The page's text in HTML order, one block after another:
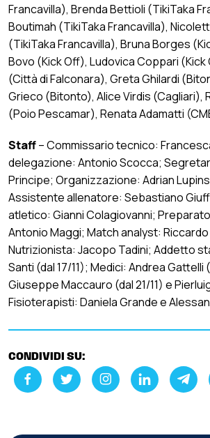
Francavilla), Brenda Bettioli (TikiTaka
Boutimah (TikiTaka Francavilla),
(TikiTaka Francavilla), Bruna Borges
Bovo (Kick Off), Ludovica Coppari (Kick
(Città di Falconara), Greta Ghilardi
Grieco (Bitonto), Alice Virdis (Cagliari),
(Poio Pescamar), Renata Adamatti
Staff– Commissario tecnico:
delegazione: Antonio Scocca;
Principe; Organizzazione: Adrian
Assistente allenatore: Sebastiano
atletico: Gianni Colagiovanni;
Antonio Maggi; Match analyst:
Nutrizionista: Jacopo Tadini; Addetto
Santi (dal 17/11); Medici: Andrea Gattelli
Giuseppe Maccauro (dal 21/11) e
Fisioterapisti: Daniela Grande e
CONDIVIDI SU: